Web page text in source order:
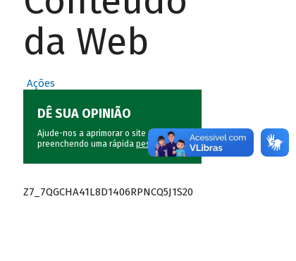
da Web
Ações
DÊ SUA OPINIÃO
Ajude-nos a aprimorar o site do BNDES
preenchendo uma rápida pesquisa.
Z7_7QGCHA41L8D1406RPNCQ5J1S20